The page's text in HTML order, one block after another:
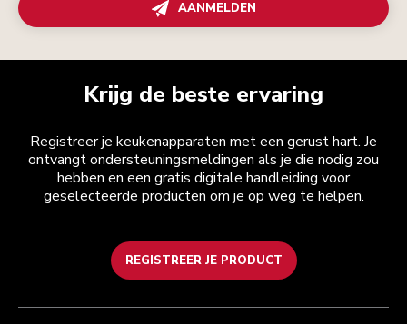
AANMELDEN
Krijg de beste ervaring
Registreer je keukenapparaten met een gerust hart. Je
ontvangt ondersteuningsmeldingen als je die nodig zou
hebben en een gratis digitale handleiding voor
geselecteerde producten om je op weg te helpen.
REGISTREER JE PRODUCT
Health check
Algemene voorwaarden
Het merk
Zoek een winkel